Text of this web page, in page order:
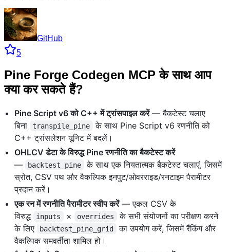
GitHub
5
Pine Forge Codegen MCP के साथ आप
क्या कर सकते हैं?
Pine Script v6 को C++ में ट्रांसपाइल करें— बैकटेस्ट चलाए
बिना
transpile_pine
के साथ Pine Script v6 रणनीति को
C++ ट्रांसलेशन यूनिट में बदलें।
OHLCV डेटा के विरुद्ध Pine रणनीति का बैकटेस्ट करें
—
backtest_pine
के साथ एक नियतात्मक बैकटेस्ट चलाएं, जिसमें
स्रोत, CSV पथ और वैकल्पिक इनपुट/ओवरराइड/रनटाइम पैरामीटर
प्रदान करें।
एक रन में रणनीति पैरामीटर स्वीप करें— एकल CSV के
विरुद्ध
inputs × overrides
के सभी संयोजनों का परीक्षण करने
के लिए
backtest_pine_grid
का उपयोग करें, जिसमें रैंकिंग और
वैकल्पिक समवर्तीता शामिल हो।